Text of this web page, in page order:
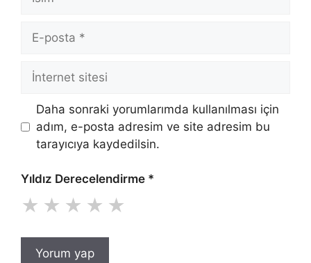
posta
İnternet
sitesi
Daha sonraki yorumlarımda kullanılması için
adım, e-posta adresim ve site adresim bu
tarayıcıya kaydedilsin.
Yıldız Derecelendirme *
★ ★ ★ ★ ★